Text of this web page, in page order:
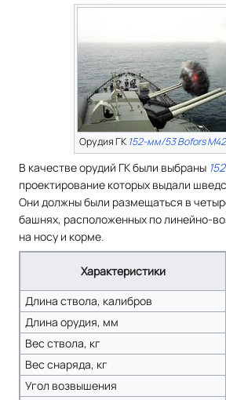
Орудия ГК 152-мм/53 Bofors M42
В качестве орудий ГК были выбраны
проектирование которых выдали
Они должны были размещаться в
башнях, расположенных по линейно-
на носу и корме.
Характеристики
Длина ствола, калибров
Длина орудия, мм
Вес ствола, кг
Вес снаряда, кг
Угол возвышения